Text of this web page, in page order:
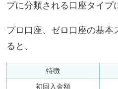
プに分類される口座タイプ
プロ口座、ゼロ口座の基本
ると、
特徴
初回入金額